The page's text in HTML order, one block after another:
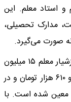
و استاد معلم. این
مدارک تحصیلی،
صورت می‌گیرد.
در سال جاری حداقل حقوق معلمان در رتبه آموزشیار معلم ۱۵ میلیون
و ۹۴۰ هزار تومان، در رتبه مربی معلم ۱۶ میلیون و ۶۱۰ هزار تومان و در
و ۲۹۰ هزار تومان معین شده است. با